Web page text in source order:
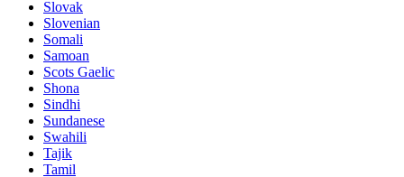
Slovak
Slovenian
Somali
Samoan
Scots Gaelic
Shona
Sindhi
Sundanese
Swahili
Tajik
Tamil